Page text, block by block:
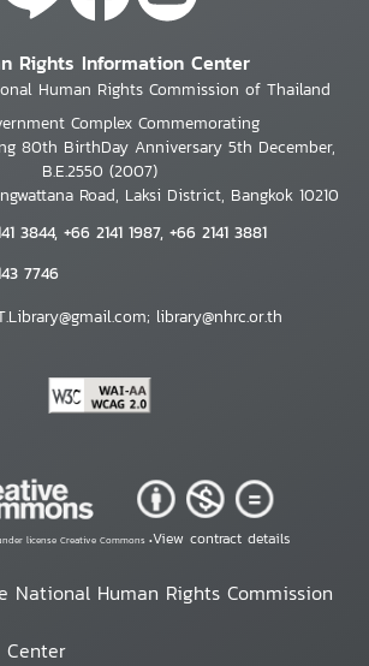
Rights Information Center
Human Rights Commission of Thailand
Complex Commemorating
80th BirthDay Anniversary 5th December,
B.E.2550 (2007)
Road, Laksi District, Bangkok 10210
3844, +66 2141 1987, +66 2141 3881
7746
library@nhrc.or.th
license Creative Commons •View contract details
National Human Rights Commission